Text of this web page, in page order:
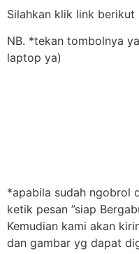
Silahkan klik link
NB. *tekan tombolnya
laptop ya)
*apabila sudah ngobrol
ketik pesan ”siap
Kemudian kami akan
dan gambar yg dapat